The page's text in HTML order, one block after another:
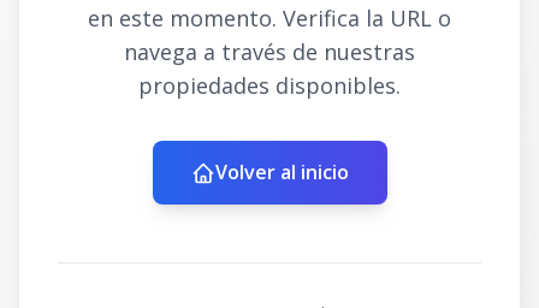
en este momento. Verifica la URL o
navega a través de nuestras
propiedades disponibles.
Volver al inicio